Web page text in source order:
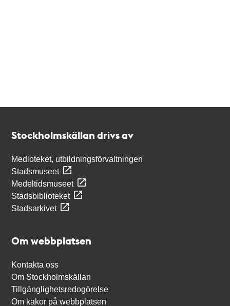
Stockholmskällan drivs av
Medioteket, utbildningsförvaltningen
Stadsmuseet
Medeltidsmuseet
Stadsbiblioteket
Stadsarkivet
Om webbplatsen
Kontakta oss
Om Stockholmskällan
Tillgänglighetsredogörelse
Om kakor på webbplatsen